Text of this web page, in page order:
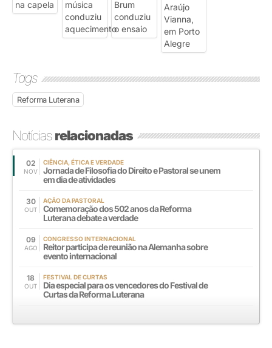
Tags
Reforma Luterana
Notíciasrelacionadas
02
NOV
CIÊNCIA, ÉTICA E VERDADE
Jornada de Filosofia do Direito e Pastoral se unem
em dia de atividades
30
OUT
AÇÃO DA PASTORAL
Comemoração dos 502 anos da Reforma
Luterana debate a verdade
09
AGO
CONGRESSO INTERNACIONAL
Reitor participa de reunião na Alemanha sobre
evento internacional
18
OUT
FESTIVAL DE CURTAS
Dia especial para os vencedores do Festival de
Curtas da Reforma Luterana